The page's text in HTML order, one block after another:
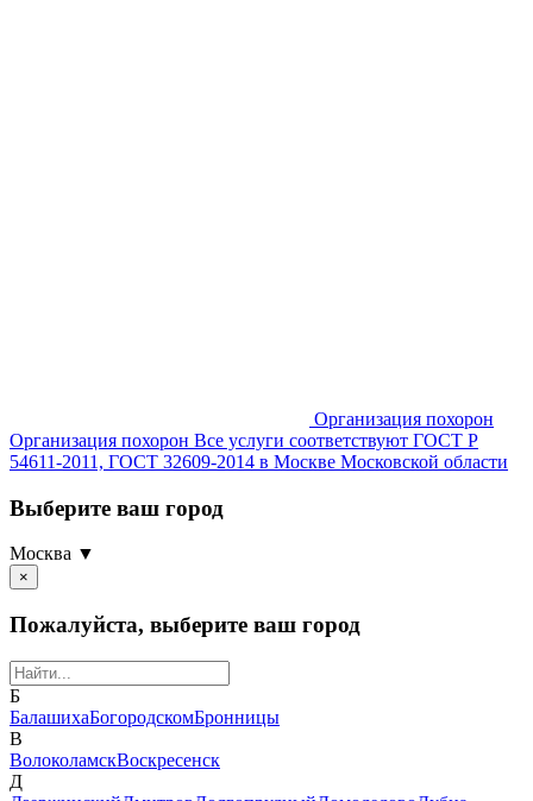
Организация похорон
Организация похорон Все услуги соответствуют ГОСТ Р
54611-2011, ГОСТ 32609-2014 в Москве Московской области
Выберите ваш город
Москва ▼
×
Пожалуйста, выберите ваш город
Б
БалашихаБогородскомБронницы
В
ВолоколамскВоскресенск
Д